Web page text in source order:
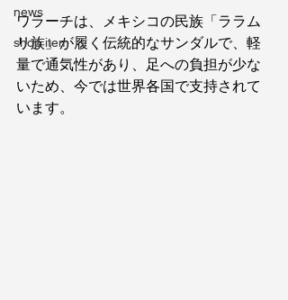
news
shop item
ワラーチは、メキシコの民族「ララム
リ族」が履く伝統的なサンダルで、軽
量で通気性があり、足への負担が少な
いため、今では世界各国で支持されて
います。